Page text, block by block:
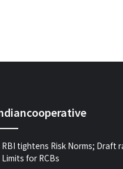
RBI tightens Risk Norms; Draft
Limits for RCBs